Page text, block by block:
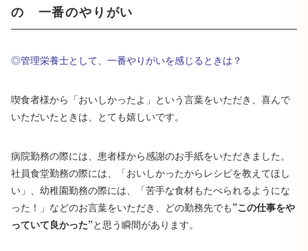
の 一番のやりがい
◎管理栄養士として、一番やりがいを感じるときは？
喫食者様から「おいしかったよ」という言葉をいただき、喜んで
いただいたときは、とても嬉しいです。
病院勤務の際には、患者様から感謝のお手紙をいただきました。
社員食堂勤務の際には、「おいしかったからレシピを教えてほし
い」、幼稚園勤務の際には、「苦手な食材もたべられるようにな
った！」などのお言葉をいただき、どの勤務先でも”この仕事をや
っていて良かった”と思う瞬間があります。